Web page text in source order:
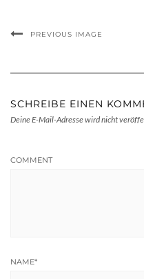
PREVIOUS IMAGE
SCHREIBE EINEN
Deine E-Mail-Adresse wird nicht
COMMENT
NAME*